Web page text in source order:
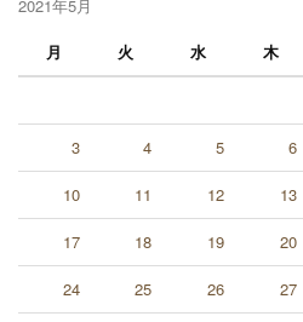
2021年5月
月
火 水 木
3 4 5 6
10 11 12 13
17 18 19 20
24 25 26 27